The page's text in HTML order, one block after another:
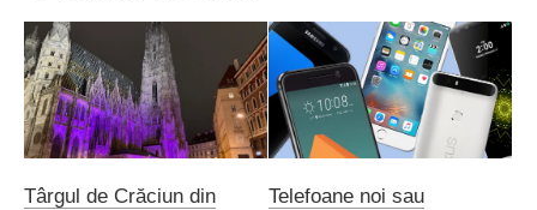
Târgul de Crăciun din
Telefoane noi sau